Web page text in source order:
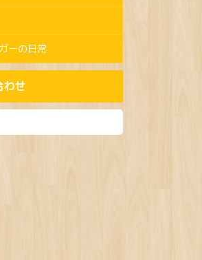
ーの日常
わせ